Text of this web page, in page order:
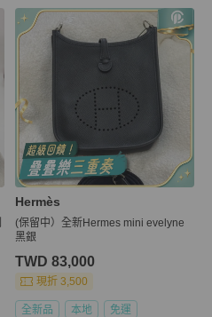
Hermès
(保留中）全新Hermes mini evelyne
黑銀
TWD 83,000
現折 3,500
全新品 本地 免運